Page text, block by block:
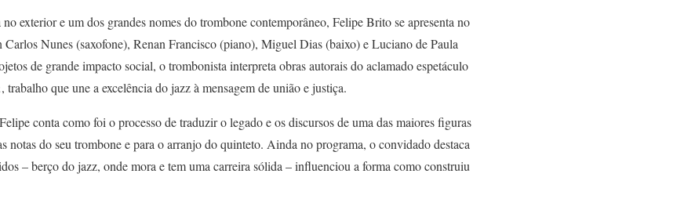
exterior e um dos grandes nomes do trombone contemporâneo, Felipe Brito se apresenta no
Carlos Nunes (saxofone), Renan Francisco (piano), Miguel Dias (baixo) e Luciano de Paula
de grande impacto social, o trombonista interpreta obras autorais do aclamado espetáculo
, trabalho que une a excelência do jazz à mensagem de união e justiça.
conta como foi o processo de traduzir o legado e os discursos de uma das maiores figuras
notas do seu trombone e para o arranjo do quinteto. Ainda no programa, o convidado destaca
– berço do jazz, onde mora e tem uma carreira sólida – influenciou a forma como construiu